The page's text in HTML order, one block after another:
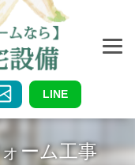
LINE
ーム工事